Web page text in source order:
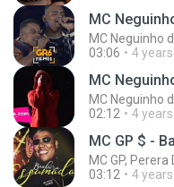
MC Neguinho
03:06
4
MC Neguinho
02:12
4
MC GP $ -
MC GP, Perera
03:12
4